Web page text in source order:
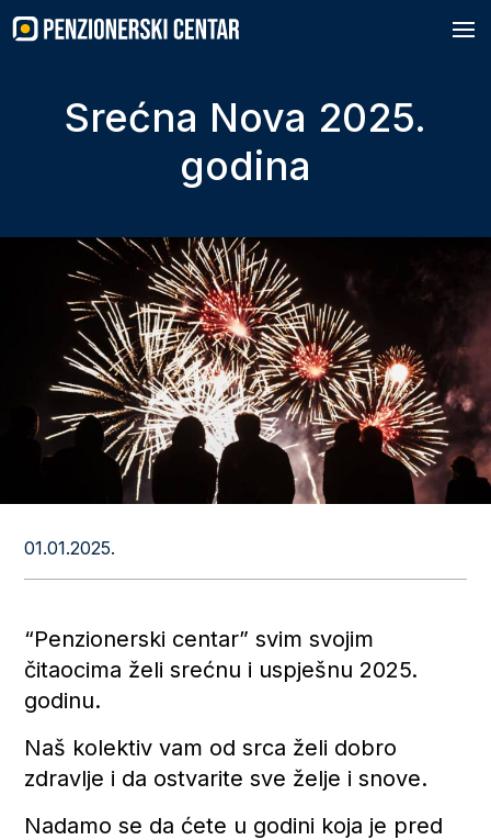
to
content
Srećna Nova 2025.
godina
01.01.2025.
“Penzionerski centar” svim svojim
čitaocima želi srećnu i uspješnu 2025.
godinu.
Naš kolektiv vam od srca želi dobro
zdravlje i da ostvarite sve želje i snove.
Nadamo se da ćete u godini koja je pred